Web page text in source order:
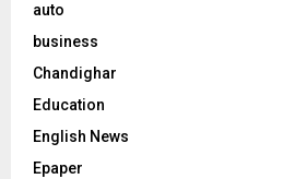
auto
business
Chandighar
Education
English News
Epaper